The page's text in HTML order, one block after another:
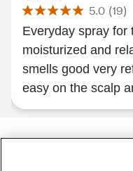
5.0 (19)
Everyday spray for
moisturized and
smells good very
easy on the scalp